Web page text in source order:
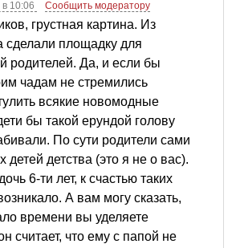
10:06
Сообщить модератору
грустная картина. Из
сделали площадку для
родителей. Да, и если бы
чадам не стремились
всякие новомодные
бы такой ерундой голову
По сути родители сами
детей детства (это я не о вас).
6-ти лет, к счастью таких
А вам могу сказать,
времени вы уделяете
считает, что ему с папой не